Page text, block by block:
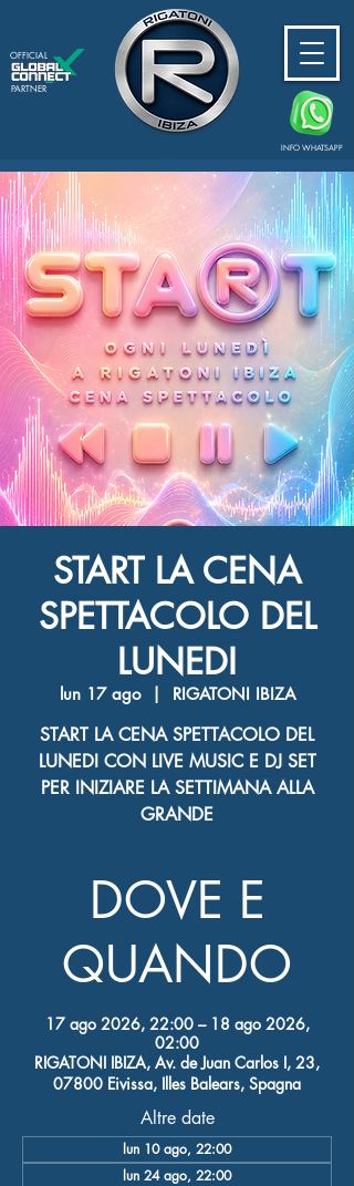
PARTNER
OFFICIAL
INFO WHATSAPP
START LA CENA
SPETTACOLO DEL
LUNEDI
lun 17 ago
  |
RIGATONI IBIZA
START LA CENA SPETTACOLO DEL
LUNEDI CON LIVE MUSIC E DJ SET
PER INIZIARE LA SETTIMANA ALLA
GRANDE
DOVE E
QUANDO
17 ago 2026, 22:00 – 18 ago 2026,
02:00
RIGATONI IBIZA, Av. de Juan Carlos I, 23,
07800 Eivissa, Illes Balears, Spagna
Altre date
lun 10 ago, 22:00
lun 24 ago, 22:00